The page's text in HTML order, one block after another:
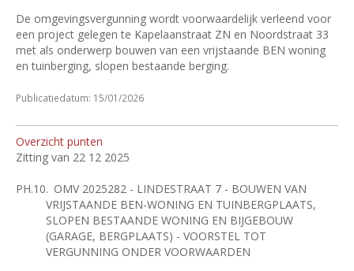
De omgevingsvergunning wordt voorwaardelijk verleend voor
een project gelegen te Kapelaanstraat ZN en Noordstraat 33
met als onderwerp bouwen van een vrijstaande BEN woning
en tuinberging, slopen bestaande berging.
Publicatiedatum: 15/01/2026
Overzicht punten
Zitting van 22 12 2025
PH.10. OMV 2025282 - LINDESTRAAT 7 - BOUWEN VAN
VRIJSTAANDE BEN-WONING EN TUINBERGPLAATS,
SLOPEN BESTAANDE WONING EN BIJGEBOUW
(GARAGE, BERGPLAATS) - VOORSTEL TOT
VERGUNNING ONDER VOORWAARDEN